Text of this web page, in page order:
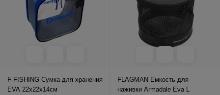
F-FISHING Сумка для хранения
EVA 22x22x14см
FLAGMAN Емкость для
наживки Armadale Eva L